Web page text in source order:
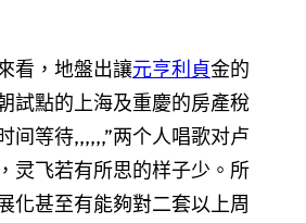
看，地盤出讓元亨利貞金的
試點的上海及重慶的房產稅
间等待,,,,,,”两个人唱歌对卢
灵飞若有所思的样子少。所
化甚至有能夠對二套以上周